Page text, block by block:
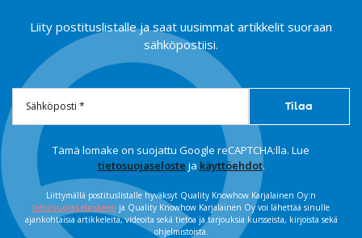
Liity postituslistalle ja saat uusimmat artikkelit suoraan
sähköpostiisi.
Tämä lomake on suojattu Google reCAPTCHA:lla. Lue
tietosuojaseloste ja käyttöehdot.
Liittymällä postituslistalle hyväksyt Quality Knowhow Karjalainen Oy:n
tietosuojaselosteen ja Quality Knowhow Karjalainen Oy voi lähettää sinulle
ajankohtaisia artikkeleita, videoita sekä tietoa ja tarjouksia kursseista, kirjoista sekä
ohjelmistoista.